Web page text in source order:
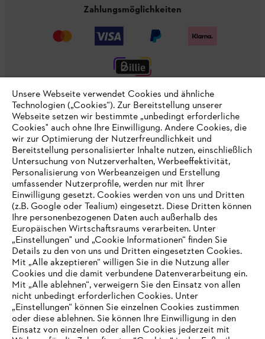
Zahlungsmöglichkeiten
Unternehmen
Online Shop
Service
Allgemeine Geschäftsbedingungen Datenschutz
Impressum Cookies Rechtliche Informationen
IHR BROWSER WIRD NICHT
UNTERSTÜTZT
Unsere Webseite verwendet Cookies und ähnliche
Technologien („Cookies“). Zur Bereitstellung unserer
Webseite setzen wir bestimmte „unbedingt erforderliche
Cookies" auch ohne Ihre Einwilligung. Andere Cookies, die
wir zur Optimierung der Nutzerfreundlichkeit und
Bereitstellung personalisierter Inhalte nutzen, einschließlich
Untersuchung von Nutzerverhalten, Werbeeffektivität,
Personalisierung von Werbeanzeigen und Erstellung
umfassender Nutzerprofile, werden nur mit Ihrer
Einwilligung gesetzt. Cookies werden von uns und Dritten
(z.B. Google oder Tealium) eingesetzt. Diese Dritten können
Ihre personenbezogenen Daten auch außerhalb des
Europäischen Wirtschaftsraums verarbeiten. Unter
„Einstellungen" und „Cookie Informationen“ finden Sie
Details zu den von uns und Dritten eingesetzten Cookies.
Mit „Alle akzeptieren“ willigen Sie in die Nutzung aller
Cookies und die damit verbundene Datenverarbeitung ein.
Mit „Alle ablehnen“, verweigern Sie den Einsatz von allen
nicht unbedingt erforderlichen Cookies. Unter
„Einstellungen“ können Sie einzelnen Cookies zustimmen
oder diese ablehnen. Sie können Ihre Einwilligung in den
Einsatz von einzelnen oder allen Cookies jederzeit mit